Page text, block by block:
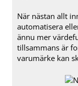
När nästan allt
automatisera
ännu mer
tillsammans är
varumärke kan